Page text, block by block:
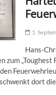
1.
Hans-
zum „Toughest
dort